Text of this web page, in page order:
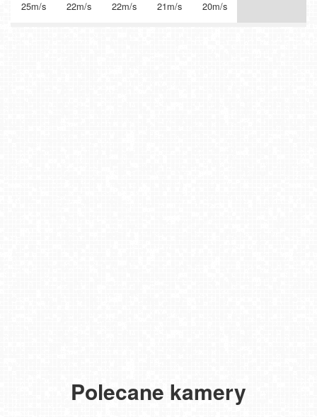
25m/s 22m/s 22m/s 21m/s 20m/s
Polecane kamery